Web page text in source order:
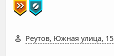
Реутов, Южная улица, 15